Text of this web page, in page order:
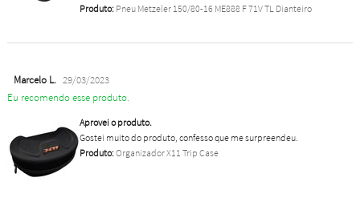
Produto:Pneu Metzeler 150/80-16 ME888 F 71V TL Dianteiro
Marcelo L. 29/03/2023
Eu recomendo esse produto.
Aprovei o produto.
Gostei muito do produto, confesso que me surpreendeu.
Produto:Organizador X11 Trip Case